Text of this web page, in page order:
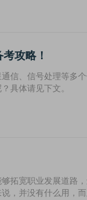
攻略！
信、信号处理等多
具体请见下文。
拓宽职业发展道路
，并没有什么用，